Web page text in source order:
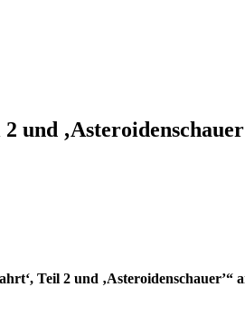
und
Teil 2 und